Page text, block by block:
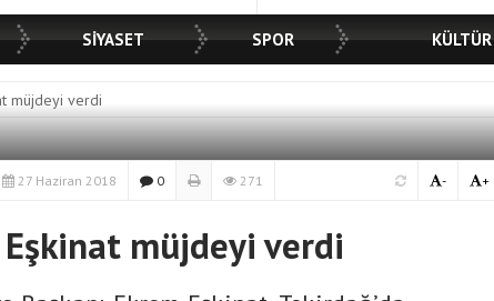
SİYASET SPOR
müjdeyi verdi
27 Haziran 2018 0 271 +
-
müjdeyi verdi